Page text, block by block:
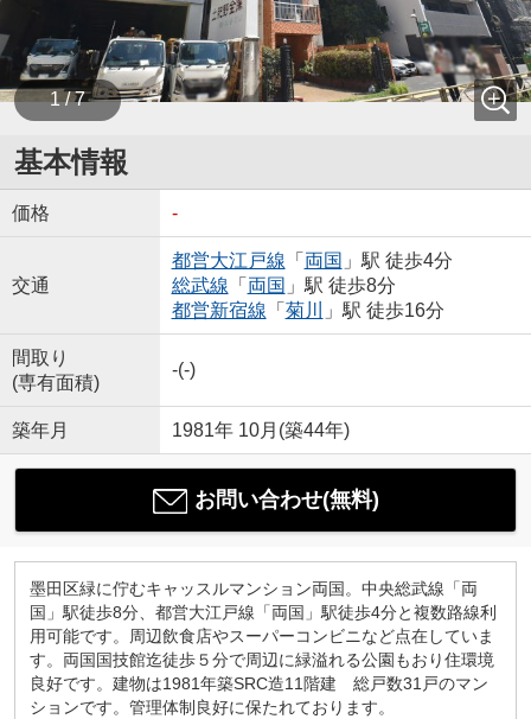
1 / 7
基本情報
価格 -
交通
都営大江戸線 「 両国 」駅 徒歩4分
総武線 「 両国 」駅 徒歩8分
都営新宿線 「 菊川 」駅 徒歩16分
間取り
(専有面積)
-(-)
築年月 1981年 10月(築44年)
お問い合わせ(無料)
墨田区緑に佇むキャッスルマンション両国。中央総武線「両
国」駅徒歩8分、都営大江戸線「両国」駅徒歩4分と複数路線利
用可能です。周辺飲食店やスーパーコンビニなど点在していま
す。両国国技館迄徒歩５分で周辺に緑溢れる公園もおり住環境
良好です。建物は1981年築SRC造11階建 総戸数31戸のマン
ションです。管理体制良好に保たれております。